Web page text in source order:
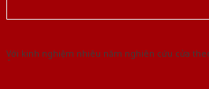
Với kinh nghiệm nhiêu năm nghiên cứu cửa
Âu.Chúng tôi tự tin là nhà sản xuất & cung cấp